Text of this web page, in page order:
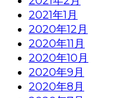
2021年1月
2020年12月
2020年11月
2020年10月
2020年9月
2020年8月